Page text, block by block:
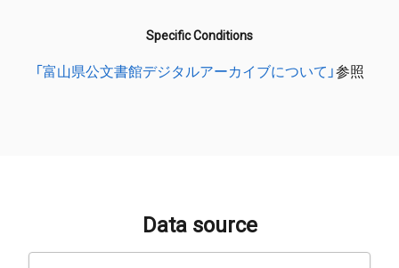
Specific Conditions
「富山県公文書館デジタルアーカイブについて」参照
Data source